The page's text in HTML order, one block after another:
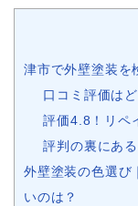
津市で外壁塗装を
口コミ評価は
評価4.8！リペ
評判の裏にあ
外壁塗装の色選び
いのは？